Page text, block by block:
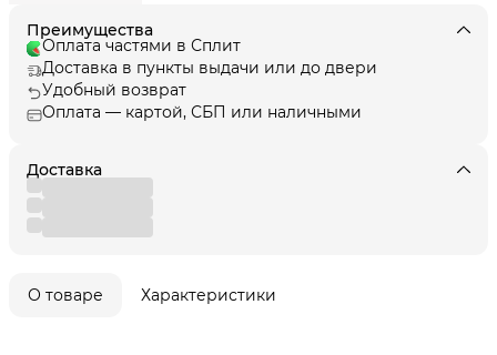
Преимущества
Оплата частями в Сплит
Доставка в пункты выдачи или до двери
Удобный возврат
Оплата — картой, СБП или наличными
Доставка
О товаре Характеристики